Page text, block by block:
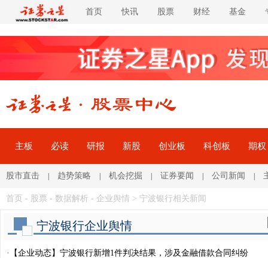
首页 快讯 股票 财经 基金
主板 必读 研报 新股 创业板 科创板 期权
股市直击 | 趋势策略 | 机会挖掘 | 证券要闻 | 公司新闻 |
首页 - 股票 - 数据解析 - 企业舆情 > 宁波银行相关新闻
宁波银行企业舆情
·
【企业动态】宁波银行新增1件判决结果，涉及金融借款合同纠纷